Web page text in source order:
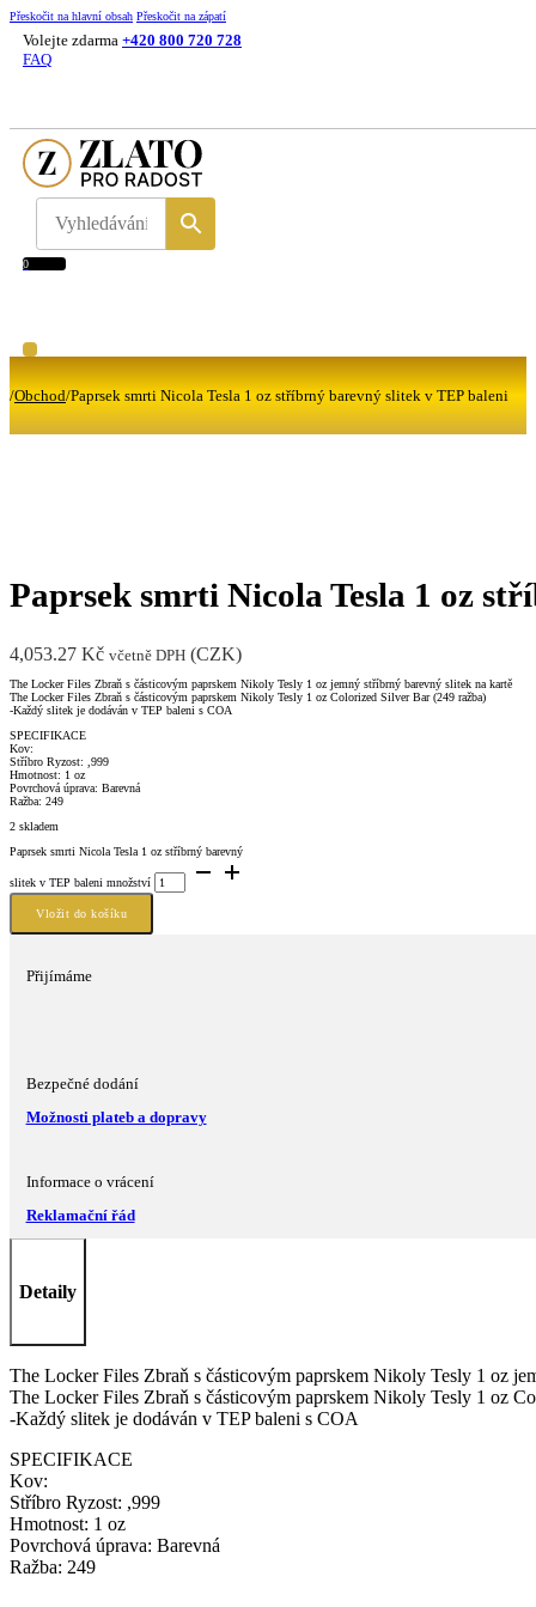
Přeskočit na hlavní obsah Přeskočit na zápatí
Volejte zdarma +420 800 720 728
FAQ
0
/Obchod/Paprsek smrti Nicola Tesla 1 oz stříbrný barevný slitek v TEP baleni
Paprsek smrti Nicola Tesla 1 oz
4,053.27 Kč včetně DPH (CZK)
The Locker Files Zbraň s částicovým paprskem Nikoly Tesly 1 oz jemný stříbrný barevný slitek na kartě
The Locker Files Zbraň s částicovým paprskem Nikoly Tesly 1 oz Colorized Silver Bar (249 ražba)
-Každý slitek je dodáván v TEP baleni s COA
SPECIFIKACE
Kov:
Stříbro Ryzost: ,999
Hmotnost: 1 oz
Povrchová úprava: Barevná
Ražba: 249
2 skladem
Paprsek smrti Nicola Tesla 1 oz stříbrný barevný
slitek v TEP baleni množství
Vložit do košíku
Přijímáme
Bezpečné dodání
Možnosti plateb a dopravy
Informace o vrácení
Reklamační řád
Detaily
The Locker Files Zbraň s částicovým paprskem Nikoly Tesly 1 oz
The Locker Files Zbraň s částicovým paprskem Nikoly Tesly 1 oz
-Každý slitek je dodáván v TEP baleni s COA
SPECIFIKACE
Kov:
Stříbro Ryzost: ,999
Hmotnost: 1 oz
Povrchová úprava: Barevná
Ražba: 249